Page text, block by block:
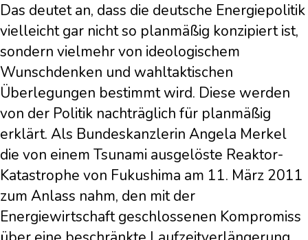
Das deutet an, dass die deutsche Energiepolitik
vielleicht gar nicht so planmäßig konzipiert ist,
sondern vielmehr von ideologischem
Wunschdenken und wahltaktischen
Überlegungen bestimmt wird. Diese werden
von der Politik nachträglich für planmäßig
erklärt. Als Bundeskanzlerin Angela Merkel
die von einem Tsunami ausgelöste Reaktor-
Katastrophe von Fukushima am 11. März 2011
zum Anlass nahm, den mit der
Energiewirtschaft geschlossenen Kompromiss